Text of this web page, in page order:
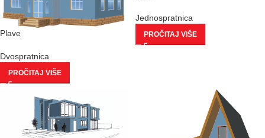
Plave
Dvospratnica
PROČITAJ VIŠE
Jednospratnica
PROČITAJ VIŠE